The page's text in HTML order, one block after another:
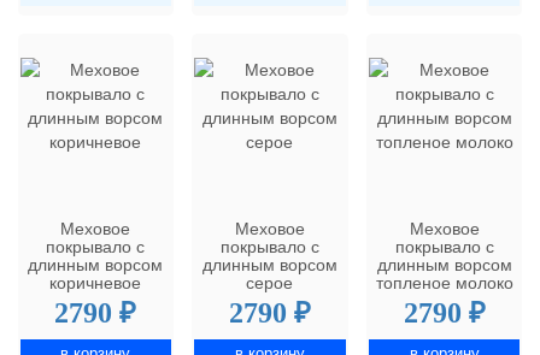
Меховое
покрывало с
длинным ворсом
коричневое
2790 ₽
Меховое
покрывало с
длинным ворсом
серое
2790 ₽
Меховое
покрывало с
длинным ворсом
топленое молоко
2790 ₽